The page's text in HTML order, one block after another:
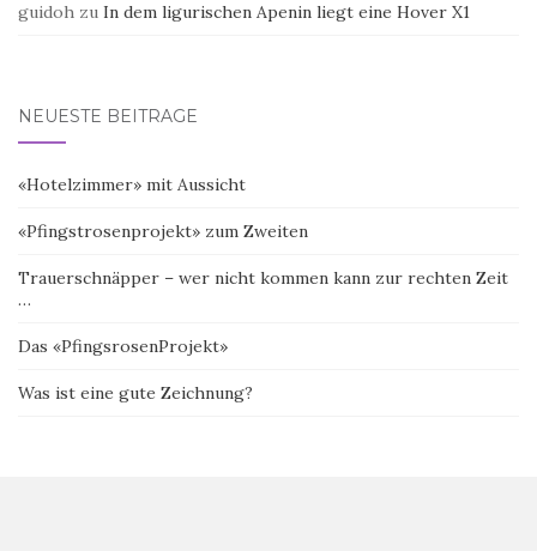
guidoh zu In dem ligurischen Apenin liegt eine Hover X1
NEUESTE BEITRÄGE
«Hotelzimmer» mit Aussicht
«Pfingstrosenprojekt» zum Zweiten
Trauerschnäpper – wer nicht kommen kann zur rechten Zeit
…
Das «PfingsrosenProjekt»
Was ist eine gute Zeichnung?